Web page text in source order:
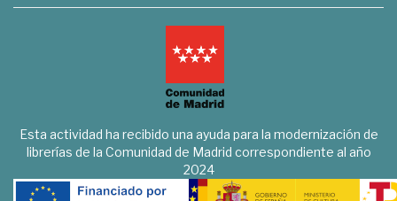
Esta actividad ha recibido una ayuda para la modernización de
librerías de la Comunidad de Madrid correspondiente al año
2024